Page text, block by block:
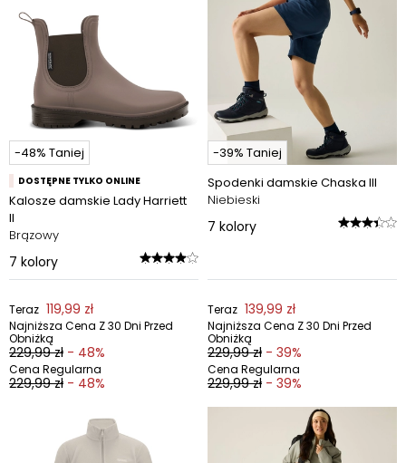
-48% Taniej
DOSTĘPNE TYLKO ONLINE
Kalosze damskie Lady Harriett
II
Brązowy
7 kolory
Teraz 119,99 zł
Najniższa Cena Z 30 Dni Przed
Obniżką
229,99 zł - 48%
Cena Regularna
229,99 zł - 48%
-39% Taniej
Spodenki damskie Chaska III
Niebieski
7 kolory
Teraz 139,99 zł
Najniższa Cena Z 30 Dni Przed
Obniżką
229,99 zł - 39%
Cena Regularna
229,99 zł - 39%